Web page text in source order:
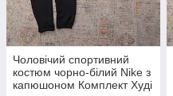
Чоловічий спортивний
костюм чорно-білий Nike з
капюшоном Комплект Худі